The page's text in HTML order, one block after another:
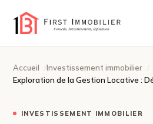
Accueil
Investissement immobilier
Exploration de la Gestion Locative :
INVESTISSEMENT IMMOBILIER